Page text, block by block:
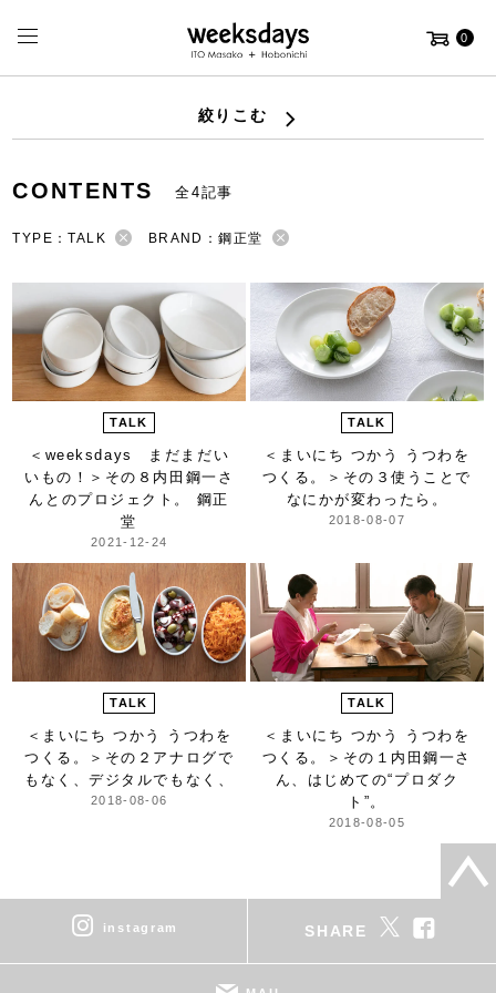
0
絞りこむ
CONTENTS 全4記事
TYPE：TALK BRAND：鋼正堂
TALK
＜weeksdays まだまだい
いもの！＞ その８内田鋼一さ
んとのプロジェクト。 鋼正
堂
2021-12-24
TALK
＜まいにち つかう うつわを
つくる。＞ その３使うことで
なにかが変わったら。
2018-08-07
TALK
＜まいにち つかう うつわを
つくる。＞ その２アナログで
もなく、デジタルでもなく、
2018-08-06
TALK
＜まいにち つかう うつわを
つくる。＞ その１内田鋼一さ
ん、はじめての“プロダク
ト”。
2018-08-05
instagram SHARE